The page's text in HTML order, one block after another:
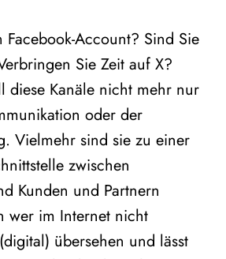
Facebook-Account? Sind Sie
Sie Zeit auf X?
diese Kanäle nicht mehr nur
oder der
Vielmehr sind sie zu einer
zwischen
Kunden und Partnern
wer im Internet nicht
übersehen und lässt